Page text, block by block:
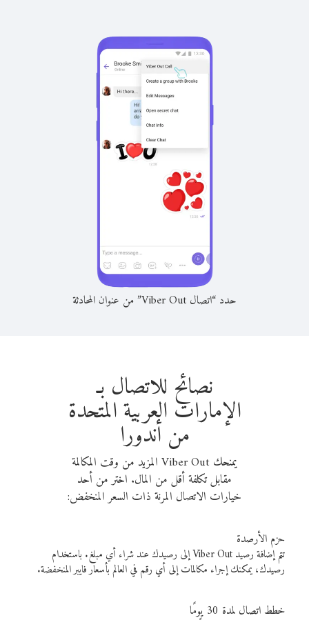
حدد “اتصال Viber Out” من عنوان المحادثة
نصائح للاتصال بـ
الإمارات العربية المتحدة
من أندورا
يمنحك Viber Out المزيد من وقت المكالمة
مقابل تكلفة أقل من المال. اختر من أحد
خيارات الاتصال المرنة ذات السعر المنخفض:
حزم الأرصدة
تتم إضافة رصيد Viber Out إلى رصيدك عند شراء أي مبلغ. باستخدام
رصيدك، يمكنك إجراء مكالمات إلى أي رقم في العالم بأسعار فايبر المنخفضة.
خطط اتصال لمدة 30 يومًا